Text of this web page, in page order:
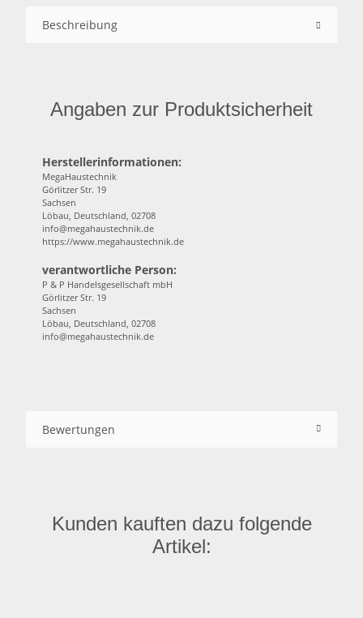
Beschreibung
Angaben zur Produktsicherheit
Herstellerinformationen:
MegaHaustechnik
Görlitzer Str. 19
Sachsen
Löbau, Deutschland, 02708
info@megahaustechnik.de
https://www.megahaustechnik.de
verantwortliche Person:
P & P Handelsgesellschaft mbH
Görlitzer Str. 19
Sachsen
Löbau, Deutschland, 02708
info@megahaustechnik.de
Bewertungen
Kunden kauften dazu folgende
Artikel: